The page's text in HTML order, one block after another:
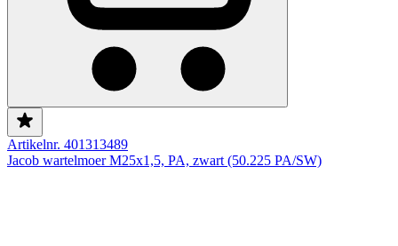
Artikelnr. 401313489
Jacob wartelmoer M25x1,5, PA, zwart (50.225 PA/SW)